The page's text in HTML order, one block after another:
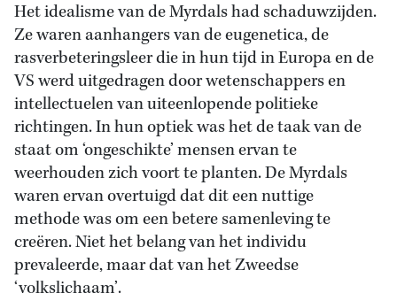
Het idealisme van de Myrdals had schaduwzijden.
Ze waren aanhangers van de eugenetica, de
rasverbeteringsleer die in hun tijd in Europa en de
VS werd uitgedragen door wetenschappers en
intellectuelen van uiteenlopende politieke
richtingen. In hun optiek was het de taak van de
staat om ‘ongeschikte’ mensen ervan te
weerhouden zich voort te planten. De Myrdals
waren ervan overtuigd dat dit een nuttige
methode was om een betere samenleving te
creëren. Niet het belang van het individu
prevaleerde, maar dat van het Zweedse
‘volkslichaam’.